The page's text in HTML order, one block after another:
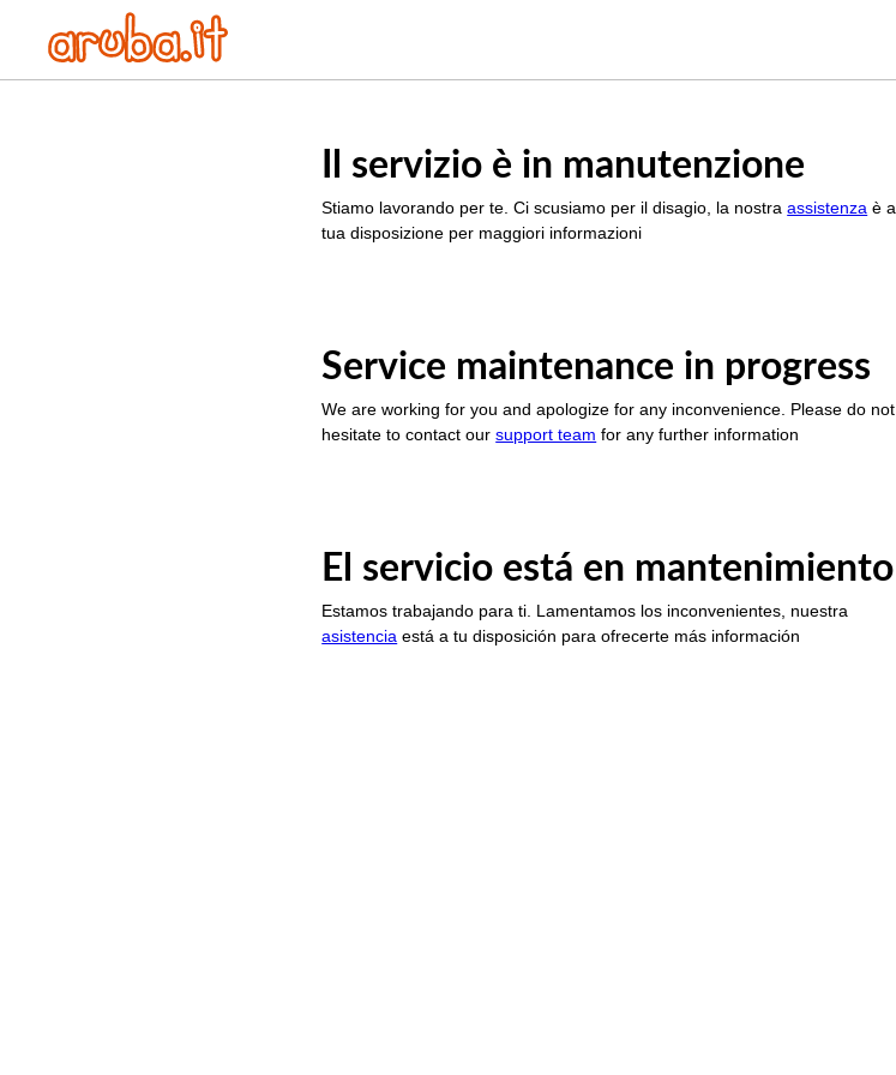
Il servizio è in manutenzione
Stiamo lavorando per te. Ci scusiamo per il disagio, la nostraassistenza è a
tua disposizione per maggiori informazioni
Service maintenance in progress
We are working for you and apologize for any inconvenience. Please do not
hesitate to contact oursupport team for any further information
El servicio está en mantenimiento
Estamos trabajando para ti. Lamentamos los inconvenientes, nuestra
asistencia está a tu disposición para ofrecerte más información